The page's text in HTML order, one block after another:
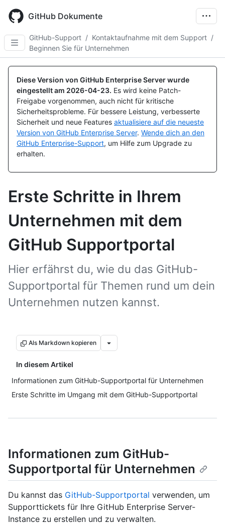
main
content
GitHub Dokumente
GitHub-Support / Kontaktaufnahme mit dem Support /
Beginnen Sie für Unternehmen
Diese Version von GitHub Enterprise Server wurde
eingestellt am 2026-04-23. Es wird keine Patch-
Freigabe vorgenommen, auch nicht für kritische
Sicherheitsprobleme. Für bessere Leistung, verbesserte
Sicherheit und neue Features aktualisiere auf die neueste
Version von GitHub Enterprise Server. Wende dich an den
GitHub Enterprise-Support, um Hilfe zum Upgrade zu
erhalten.
Erste Schritte in Ihrem
Unternehmen mit dem
GitHub Supportportal
Hier erfährst du, wie du das GitHub-
Supportportal für Themen rund um dein
Unternehmen nutzen kannst.
Als Markdown kopieren
In diesem Artikel
Informationen zum GitHub-Supportportal für Unternehmen
Erste Schritte im Umgang mit dem GitHub-Supportportal
Informationen zum GitHub-
Supportportal für Unternehmen
Du kannst das GitHub-Supportportal verwenden, um
Supporttickets für Ihre GitHub Enterprise Server-
Instance zu erstellen und zu verwalten.